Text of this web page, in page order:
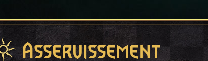
Asservissement